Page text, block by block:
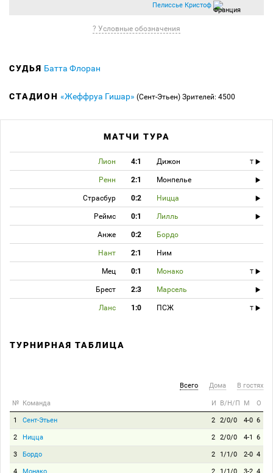
Пелиссье Кристоф
? Условные обозначения
СУДЬЯ Батта Флоран
СТАДИОН «Жеффруа Гишар» (Сент-Этьен) Зрителей: 4500
МАТЧИ ТУРА
Лион 4:1 Дижон T
Ренн 2:1 Монпелье
Страсбур 0:2 Ницца
Реймс 0:1 Лилль
Анже 0:2 Бордо
Нант 2:1 Ним
Мец 0:1 Монако T
Брест 2:3 Марсель
Ланс 1:0 ПСЖ T
ТУРНИРНАЯ ТАБЛИЦА
Всего Дома В гостях
№ Команда И В/Н/П М О
1 Сент-Этьен 2 2/0/0 4-0 6
2 Ницца 2 2/0/0 4-1 6
3 Бордо 2 1/1/0 2-0 4